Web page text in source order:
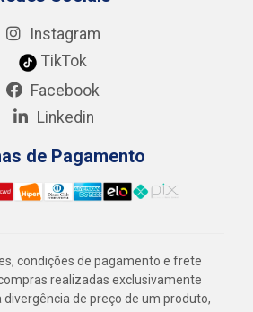
Instagram
TikTok
Facebook
Linkedin
de Pagamento
condições de pagamento e frete
realizadas exclusivamente
divergência de preço de um produto,